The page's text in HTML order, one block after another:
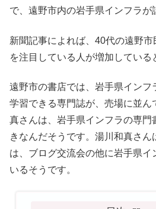
で、遠野市内の岩手県インフラが
新聞記事によれば、40代の遠野
を注目している人が増加している
遠野市の書店では、岩手県インフ
学習できる専門誌が、売場に並ん
真さんは、岩手県インフラの専門
きなんだそうです。湯川和真さん
は、ブログ交流会の他に岩手県イ
いるそうです。